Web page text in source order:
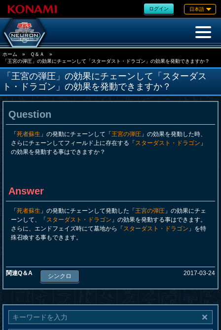
ログイン 日本語
ホーム » Ｑ＆Ａ
»
「王宮の弾圧」の効果にチェーンして「スターダスト・ドラゴン」の効果を発動できますか？
「王宮の弾圧」の効果にチェーンして「スターダス
ト・ドラゴン」の効果を発動できますか？
Question
「 死者蘇生 」の発動にチェーンして「 王宮の弾圧 」の効果を発動した時、
さらにチェーンしてフィールド上に存在する「 スターダスト・ドラゴン 」
の効果を発動する事はできますか？
Answer
「 死者蘇生 」の発動にチェーンして発動した「 王宮の弾圧 」の効果にチェ
ーンして、「 スターダスト・ドラゴン 」の効果を発動する事はできます。
さらに、エンドフェイズ時にて墓地から「 スターダスト・ドラゴン 」を特
殊召喚する事もできます。
関連Q＆A シンクロ 2017-03-24